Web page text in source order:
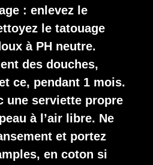
: enlevez le
le tatouage
à PH neutre.
des douches,
ce, pendant 1 mois.
une serviette propre
à l’air libre. Ne
et portez
en coton si